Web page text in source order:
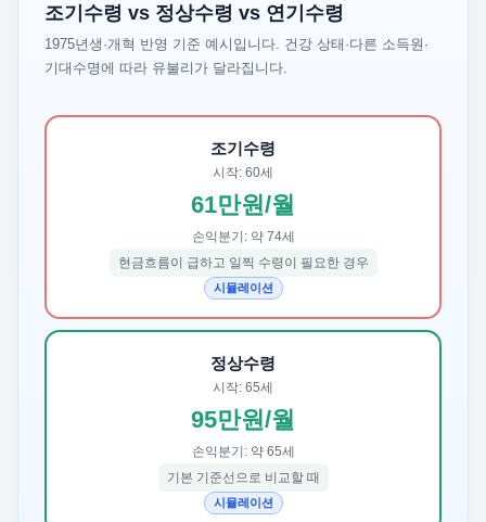
조기수령 vs 정상수령 vs 연기수령
1975년생·개혁 반영 기준 예시입니다. 건강 상태·다른 소득원·
기대수명에 따라 유불리가 달라집니다.
조기수령
시작: 60세
61만원/월
손익분기: 약 74세
현금흐름이 급하고 일찍 수령이 필요한 경우
시뮬레이션
정상수령
시작: 65세
95만원/월
손익분기: 약 65세
기본 기준선으로 비교할 때
시뮬레이션